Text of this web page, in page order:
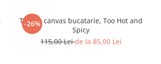
-26%
Tablou canvas bucatarie, Too Hot and
Spicy
115,00 Leide la 85,00 Lei